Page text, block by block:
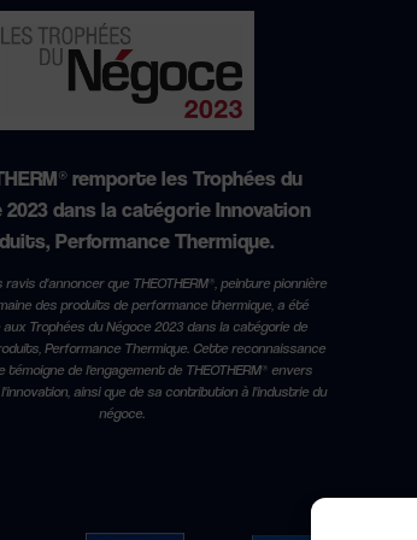
remporte les Trophées du
2023 dans la catégorie Innovation
Performance Thermique.
d'annoncer que THEOTHERM®, peinture pionnière
des produits de performance thermique, a été
aux Trophées du Négoce 2023 dans la catégorie de
Performance Thermique. Cette reconnaissance
témoigne de l'engagement de THEOTHERM® envers
ainsi que de sa contribution à l'industrie du
négoce.